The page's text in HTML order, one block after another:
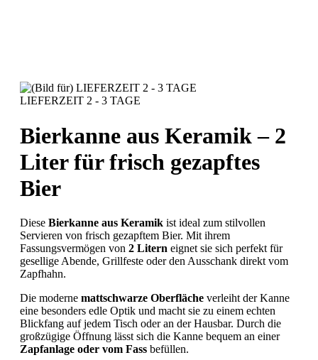
LIEFERZEIT 2 - 3 TAGE
Bierkanne aus Keramik – 2
Liter für frisch gezapftes
Bier
Diese Bierkanne aus Keramik ist ideal zum stilvollen
Servieren von frisch gezapftem Bier. Mit ihrem
Fassungsvermögen von 2 Litern eignet sie sich perfekt für
gesellige Abende, Grillfeste oder den Ausschank direkt vom
Zapfhahn.
Die moderne mattschwarze Oberfläche verleiht der Kanne
eine besonders edle Optik und macht sie zu einem echten
Blickfang auf jedem Tisch oder an der Hausbar. Durch die
großzügige Öffnung lässt sich die Kanne bequem an einer
Zapfanlage oder vom Fass befüllen.